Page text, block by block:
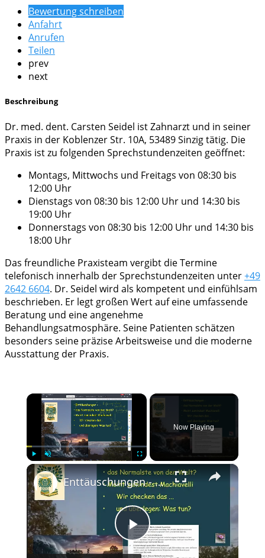
Bewertung schreiben
Anfahrt
Anrufen
Teilen
prev
next
Beschreibung
Dr. med. dent. Carsten Seidel ist Zahnarzt und in seiner
Praxis in der Koblenzer Str. 10A, 53489 Sinzig tätig. Die
Praxis ist zu folgenden Sprechstundenzeiten geöffnet:
Montags, Mittwochs und Freitags von 08:30 bis
12:00 Uhr
Dienstags von 08:30 bis 12:00 Uhr und 14:30 bis
19:00 Uhr
Donnerstags von 08:30 bis 12:00 Uhr und 14:30 bis
18:00 Uhr
Das freundliche Praxisteam vergibt die Termine
telefonisch innerhalb der Sprechstundenzeiten unter+49
2642 6604. Dr. Seidel wird als kompetent und einfühlsam
beschrieben. Er legt großen Wert auf eine umfassende
Beratung und eine angenehme
Behandlungsatmosphäre. Seine Patienten schätzen
besonders seine präzise Arbeitsweise und die moderne
Ausstattung der Praxis.
×
Play Unmute Fullscreen
Now Playing
×
Play
Enttäuschungen - das Normalste von der Welt? Wir prüfen die Thesen Machiavellis und seine Vorschläge